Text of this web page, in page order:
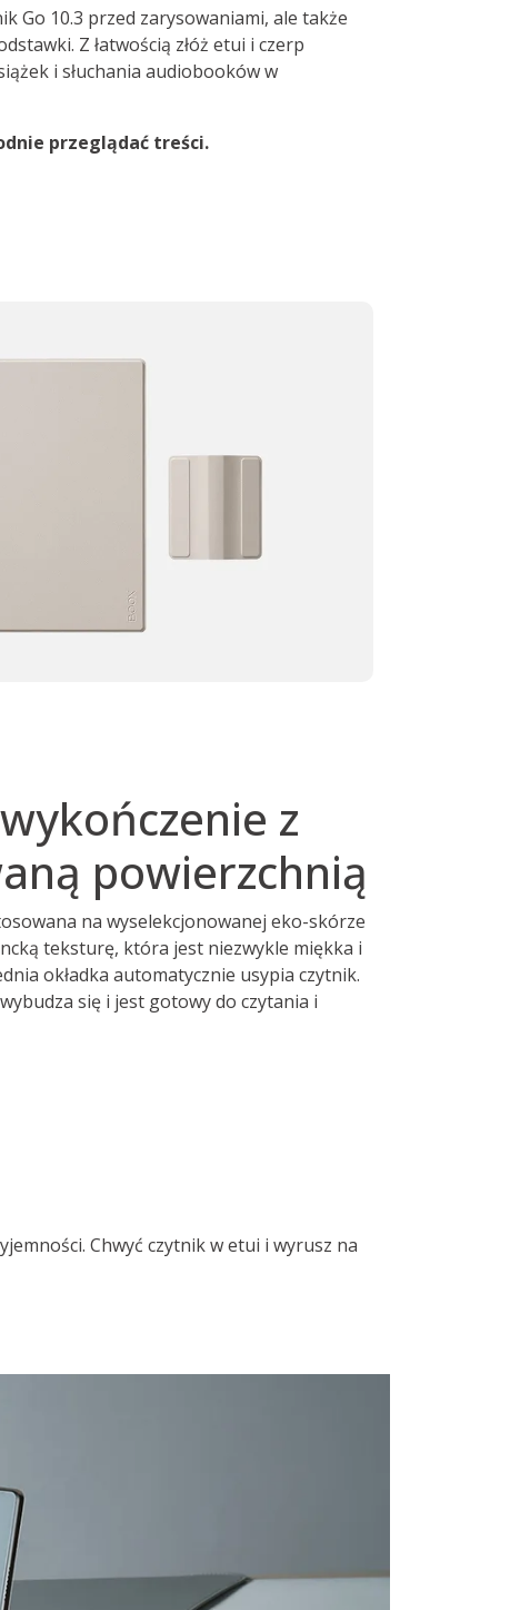
Go 10.3 przed zarysowaniami, ale także
Z łatwością złóż etui i czerp
i słuchania audiobooków w
przeglądać treści.
z
powierzchnią
na wyselekcjonowanej eko-skórze
teksturę, która jest niezwykle miękka i
okładka automatycznie usypia czytnik.
się i jest gotowy do czytania i
Chwyć czytnik w etui i wyrusz na